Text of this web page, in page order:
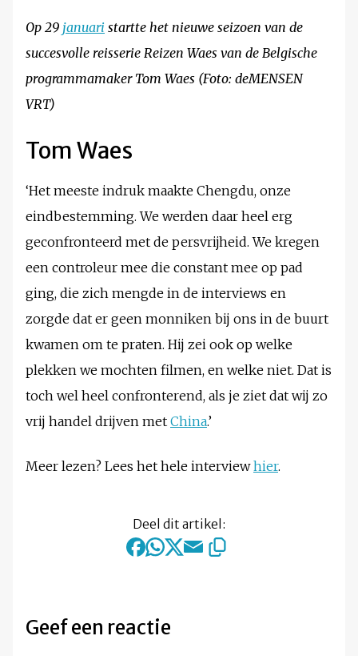
Op 29 januari startte het nieuwe seizoen van de
succesvolle reisserie Reizen Waes van de Belgische
programmamaker Tom Waes (Foto: deMENSEN
VRT)
Tom Waes
‘Het meeste indruk maakte Chengdu, onze
eindbestemming. We werden daar heel erg
geconfronteerd met de persvrijheid. We kregen
een controleur mee die constant mee op pad
ging, die zich mengde in de interviews en
zorgde dat er geen monniken bij ons in de buurt
kwamen om te praten. Hij zei ook op welke
plekken we mochten filmen, en welke niet. Dat is
toch wel heel confronterend, als je ziet dat wij zo
vrij handel drijven met China.’
Meer lezen? Lees het hele interviewhier.
Deel dit artikel:
Geef een reactie